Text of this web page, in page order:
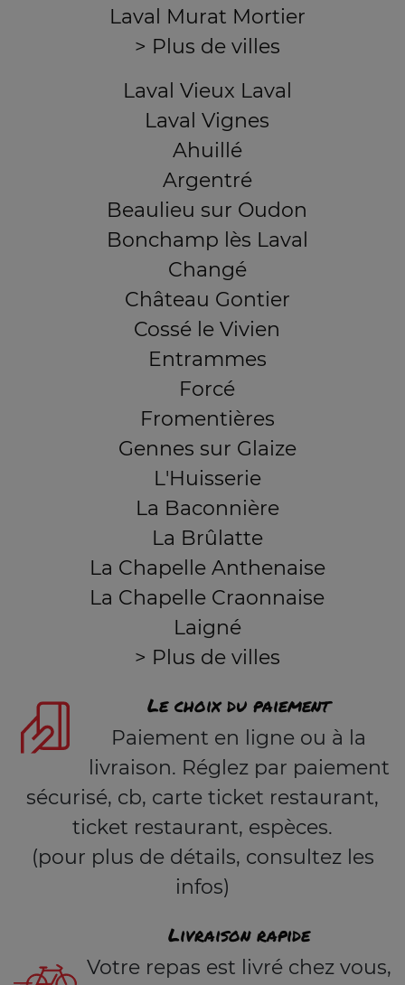
Laval Murat Mortier
> Plus de villes
Laval Vieux Laval
Laval Vignes
Ahuillé
Argentré
Beaulieu sur Oudon
Bonchamp lès Laval
Changé
Château Gontier
Cossé le Vivien
Entrammes
Forcé
Fromentières
Gennes sur Glaize
L'Huisserie
La Baconnière
La Brûlatte
La Chapelle Anthenaise
La Chapelle Craonnaise
Laigné
> Plus de villes
Le choix du paiement
Paiement en ligne ou à la
livraison. Réglez par paiement
sécurisé, cb, carte ticket restaurant,
ticket restaurant, espèces.
(pour plus de détails, consultez les
infos)
Livraison rapide
Votre repas est livré chez vous,